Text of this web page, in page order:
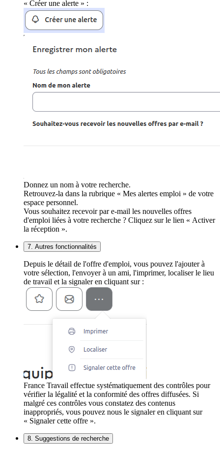
« Créer une alerte » :
Donnez un nom à votre recherche.
Retrouvez-la dans la rubrique « Mes alertes emploi » de votre
espace personnel.
Vous souhaitez recevoir par e-mail les nouvelles offres
d'emploi liées à votre recherche ? Cliquez sur le lien « Activer
la réception ».
7. Autres fonctionnalités
Depuis le détail de l'offre d'emploi, vous pouvez l'ajouter à
votre sélection, l'envoyer à un ami, l'imprimer, localiser le lieu
de travail et la signaler en cliquant sur :
France Travail effectue systématiquement des contrôles pour
vérifier la légalité et la conformité des offres diffusées. Si
malgré ces contrôles vous constatez des contenus
inappropriés, vous pouvez nous le signaler en cliquant sur
« Signaler cette offre ».
8. Suggestions de recherche